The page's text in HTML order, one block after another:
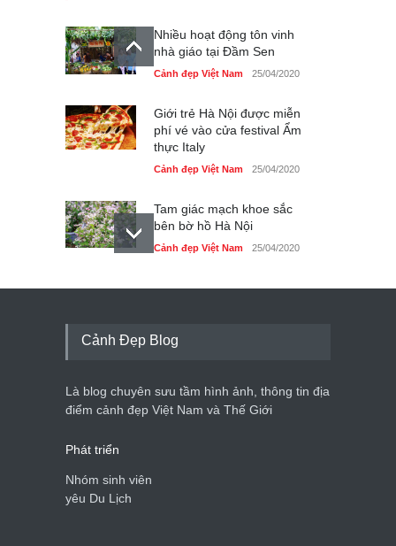
Nhiều hoạt động tôn vinh
nhà giáo tại Đầm Sen
Cảnh đẹp Việt Nam 25/04/2020
Giới trẻ Hà Nội được miễn
phí vé vào cửa festival Ẩm
thực Italy
Cảnh đẹp Việt Nam 25/04/2020
Tam giác mạch khoe sắc
bên bờ hồ Hà Nội
Cảnh đẹp Việt Nam 25/04/2020
Bán đảo Sơn Trà sẽ là khu
dân dã ở Sài Gòn
Cảnh đẹp Việt Nam 25/04/2020
Cảnh Đẹp Blog
Là blog chuyên sưu tầm hình ảnh, thông tin địa
điểm cảnh đẹp Việt Nam và Thế Giới
Phát triển
Nhóm sinh viên
yêu Du Lịch